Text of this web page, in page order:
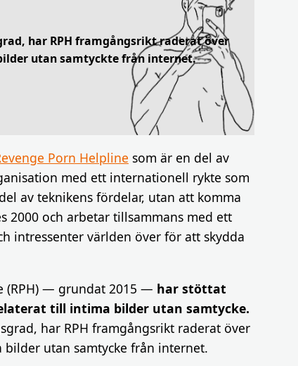
har RPH framgångsrikt raderat över
utan samtyckte från internet.
Porn Helpline som är en del av
med ett internationell rykte som
av teknikens fördelar, utan att komma
2000 och arbetar tillsammans med ett
intressenter världen över för att skydda
(RPH) — grundat 2015 — har stöttat
till intima bilder utan samtycke.
har RPH framgångsrikt raderat över
utan samtycke från internet.